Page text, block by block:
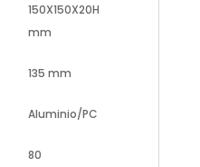
150X150X20H
mm
135 mm
Aluminio/PC
80